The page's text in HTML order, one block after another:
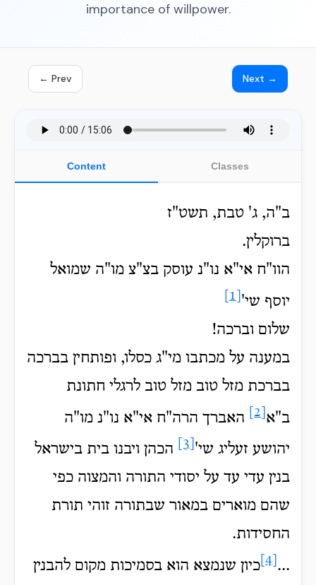
importance of willpower.
← Prev Next →
Content Classes
ב"ה, ג' טבת, תשט"ז
ברוקלין.
הוו"ח אי"א נו"נ עוסק בצ"צ מו"ה שמואל
יוסף שי'
שלום וברכה!
במענה על מכתבו מי"ג כסלו, ופותחין בברכה
בברכת מזל טוב מזל טוב לרגלי חתונת
ב"א
האברך הרה"ח אי"א נו"נ מו"ה
יהושע זעליג שי'
הכהן ויבנו בית בישראל
בנין עדי עד על יסודי התורה והמצוה כפי
שהם מוארים במאור שבתורה זוהי תורת
החסידות.
...
כיון שנמצא הוא בסמיכות מקום להבנין